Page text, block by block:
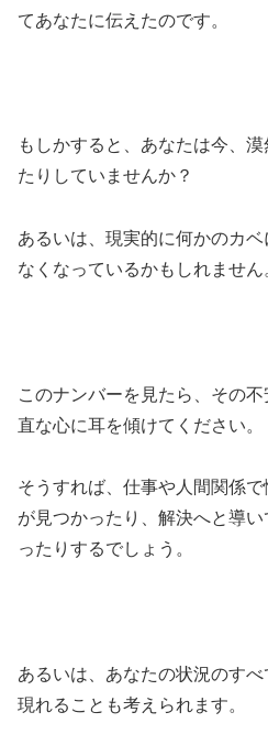
てあなたに伝えたのです。
もしかすると、あなたは今、
たりしていませんか？
あるいは、現実的に何かのカ
なくなっているかもしれません
このナンバーを見たら、その
直な心に耳を傾けてください。
そうすれば、仕事や人間関係
が見つかったり、解決へと導
ったりするでしょう。
あるいは、あなたの状況のす
現れることも考えられます。